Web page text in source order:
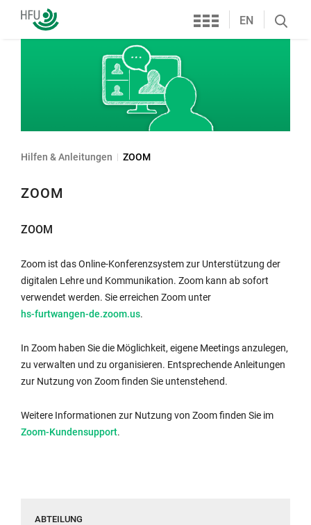
Hochschule
Furtwangen
Services
EN
Search
Hilfen & Anleitungen ZOOM
ZOOM
ZOOM
Zoom ist das Online-Konferenzsystem zur Unterstützung der
digitalen Lehre und Kommunikation. Zoom kann ab sofort
verwendet werden. Sie erreichen Zoom unter
Externer
wird
in
neuem
geöffnet:
hs-furtwangen-de.zoom.us.
In Zoom haben Sie die Möglichkeit, eigene Meetings anzulegen,
zu verwalten und zu organisieren. Entsprechende Anleitungen
zur Nutzung von Zoom finden Sie untenstehend.
Weitere Informationen zur Nutzung von Zoom finden Sie im
Zoom-Kundensupport.
ABTEILUNG